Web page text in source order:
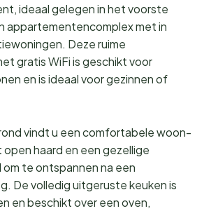
ideaal gelegen in het voorste
appartementencomplex met in
Deze ruime
gratis WiFi is geschikt voor
en is ideaal voor gezinnen of
vindt u een comfortabele woon-
haard en een gezellige
om te ontspannen na een
De volledig uitgeruste keuken is
en beschikt over een oven,